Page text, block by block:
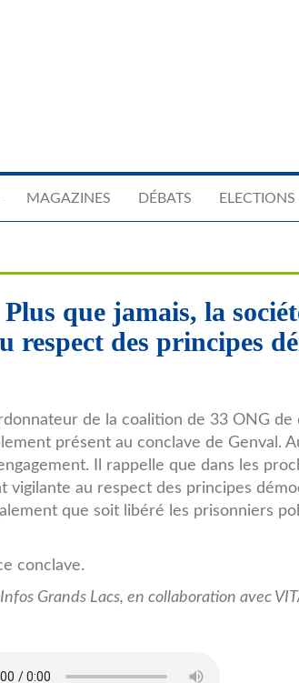
MAGAZINES DÉBATS ELECTIONS
que jamais, la
respect des principes
de la coalition de 33 ONG
présent au conclave de Genval.
Il rappelle que dans les
vigilante au respect des principes
que soit libéré les prisonniers
conclave.
Grands Lacs, en collaboration avec